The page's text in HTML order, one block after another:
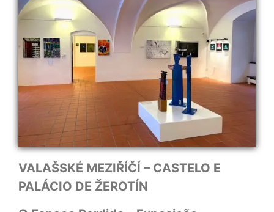
VALAŠSKÉ MEZIŘÍČÍ – CASTELO E
PALÁCIO DE ŽEROTÍN